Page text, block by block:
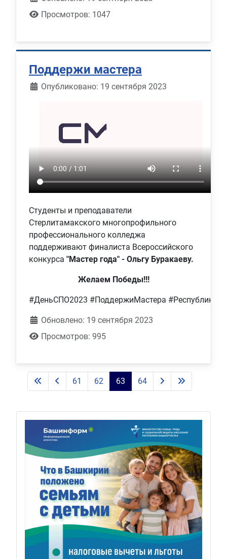
Просмотров: 1047
Поддержи мастера
Информация о материале
Опубликовано: 19 сентября 2023
Студенты и преподаватели
Стерлитамакского многопрофильного
профессионального колледжа
поддерживают финалиста Всероссийского
конкурса "Мастер года" - Ольгу Буракаеву.
Желаем Победы!!!
#ДеньСПО2023 #ПоддержиМастера
Обновлено: 19 сентября 2023
Просмотров: 995
61 62 63 64